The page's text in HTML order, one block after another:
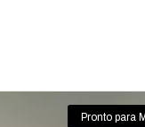
Pronto para